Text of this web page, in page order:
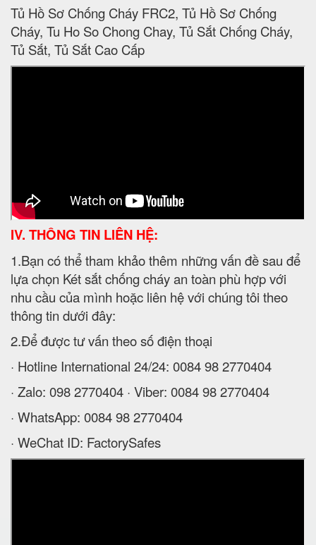
Tủ Hồ Sơ Chống Cháy FRC2, Tủ Hồ Sơ Chống
Cháy, Tu Ho So Chong Chay, Tủ Sắt Chống Cháy,
Tủ Sắt, Tủ Sắt Cao Cấp
IV. THÔNG TIN LIÊN HỆ:
1.Bạn có thể tham khảo thêm những vấn đề sau để
lựa chọn Két sắt chống cháy an toàn phù hợp với
nhu cầu của mình hoặc liên hệ với chúng tôi theo
thông tin dưới đây:
2.Để được tư vấn theo số điện thoại
· Hotline International 24/24: 0084 98 2770404
· Zalo: 098 2770404 · Viber: 0084 98 2770404
· WhatsApp: 0084 98 2770404
· WeChat ID: FactorySafes